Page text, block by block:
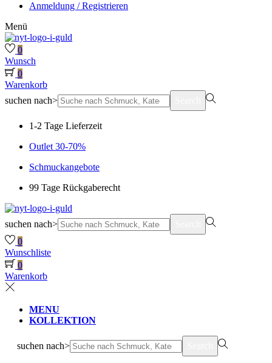
Anmeldung / Registrieren
Menü
0
Wunsch
0
Warenkorb
suchen nach>
1-2 Tage Lieferzeit
Outlet 30-70%
Schmuckangebote
99 Tage Rückgaberecht
suchen nach>
0
Wunschliste
0
Warenkorb
MENU
KOLLEKTION
suchen nach>